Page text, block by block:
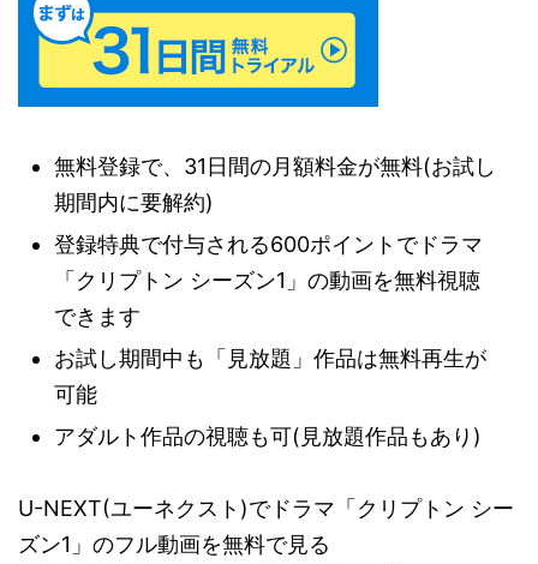
無料登録で、31日間の月額料金が無料(お試し
期間内に要解約)
登録特典で付与される600ポイントでドラマ
「クリプトン シーズン1」の動画を無料視聴
できます
お試し期間中も「見放題」作品は無料再生が
可能
アダルト作品の視聴も可(見放題作品もあり)
U-NEXT(ユーネクスト)でドラマ「クリプトン シー
ズン1」のフル動画を無料で見る